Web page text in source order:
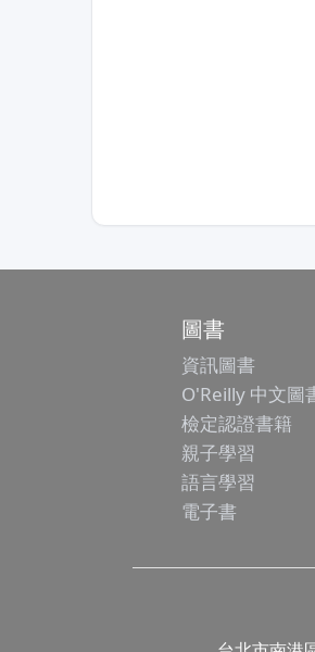
圖書
資訊圖書
O'Reilly 中文圖
檢定認證書籍
親子學習
語言學習
電子書